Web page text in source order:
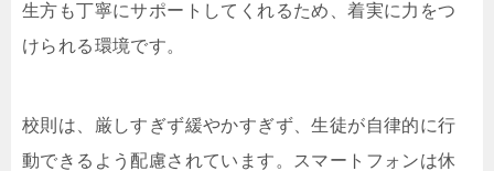
生方も丁寧にサポートしてくれるため、着実に力をつ
けられる環境です。
校則は、厳しすぎず緩やかすぎず、生徒が自律的に行
動できるよう配慮されています。スマートフォンは休